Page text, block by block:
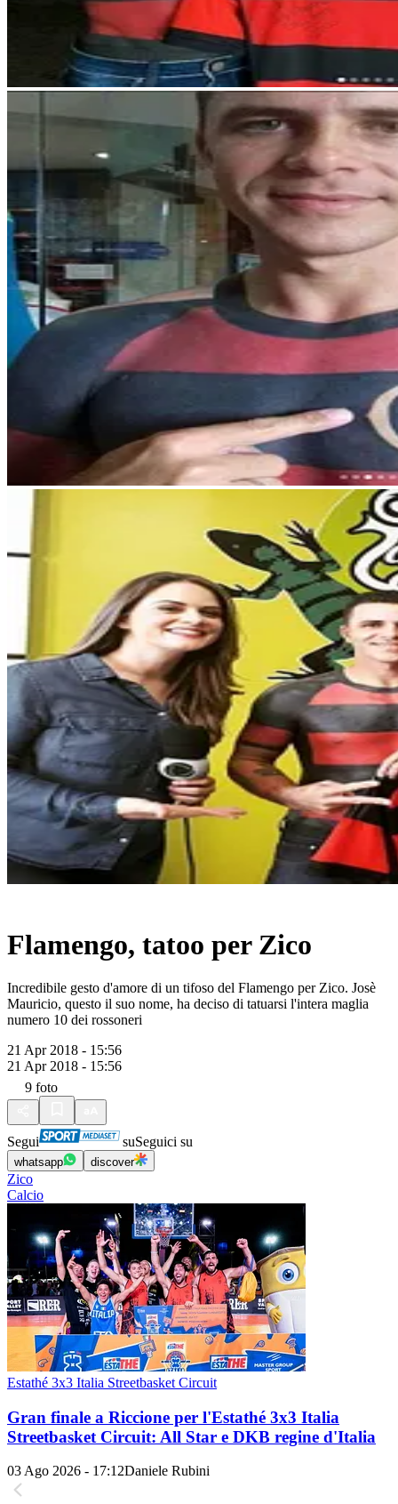
Flamengo, tatoo per Zico
Incredibile gesto d'amore di un tifoso del Flamengo per Zico. Josè
Mauricio, questo il suo nome, ha deciso di tatuarsi l'intera maglia
numero 10 dei rossoneri
21 Apr 2018 - 15:56
21 Apr 2018 - 15:56
9 foto
Segui suSeguici su
whatsapp discover
Zico
Calcio
Estathé 3x3 Italia Streetbasket Circuit
Gran finale a Riccione per l'Estathé 3x3 Italia
Streetbasket Circuit: All Star e DKB regine d'Italia
03 Ago 2026 - 17:12Daniele Rubini